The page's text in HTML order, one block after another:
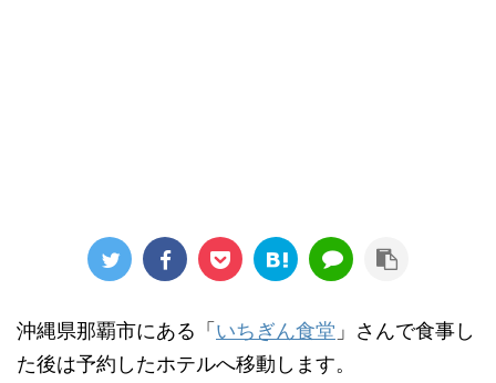
沖縄県那覇市にある「 いちぎん食堂 」さんで食事し
た後は予約したホテルへ移動します。